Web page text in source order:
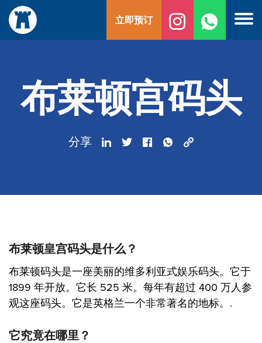
至
内
立即预订
布莱顿宫码头
分享
布莱顿皇宫码头是什么？
布莱顿码头是一座美丽的维多利亚式娱乐码头。它于
1899 年开放。它长 525 米。每年有超过 400 万人参
观这座码头。它是英格兰一个非常著名的地标。.
它究竟在哪里？